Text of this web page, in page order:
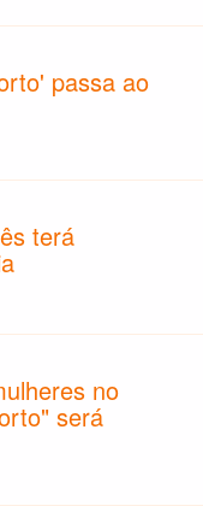
passa ao
terá
no
será